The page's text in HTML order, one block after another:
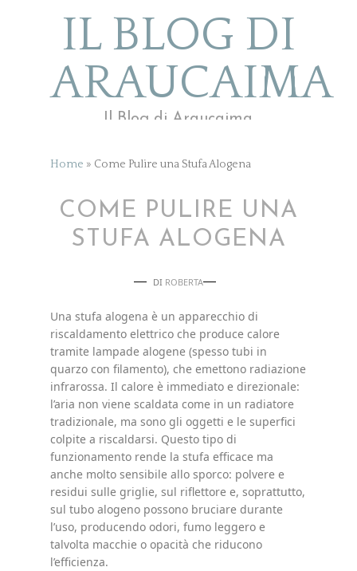
IL BLOG DI
ARAUCAIMA
Il Blog di Araucaima
Home » Come Pulire una Stufa Alogena
COME PULIRE UNA
STUFA ALOGENA
DI ROBERTA
Una stufa alogena è un apparecchio di
riscaldamento elettrico che produce calore
tramite lampade alogene (spesso tubi in
quarzo con filamento), che emettono radiazione
infrarossa. Il calore è immediato e direzionale:
l’aria non viene scaldata come in un radiatore
tradizionale, ma sono gli oggetti e le superfici
colpite a riscaldarsi. Questo tipo di
funzionamento rende la stufa efficace ma
anche molto sensibile allo sporco: polvere e
residui sulle griglie, sul riflettore e, soprattutto,
sul tubo alogeno possono bruciare durante
l’uso, producendo odori, fumo leggero e
talvolta macchie o opacità che riducono
l’efficienza.